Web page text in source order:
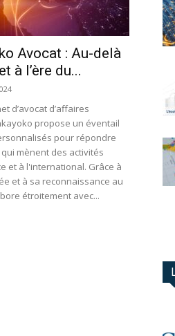
Avocat : Au-delà
à l’ère du...
d’avocat d’affaires
propose un éventail
pour répondre
mènent des activités
et à l'international. Grâce à
et à sa reconnaissance au
étroitement avec...